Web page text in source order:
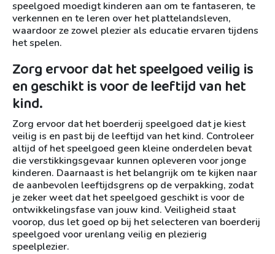
speelgoed moedigt kinderen aan om te fantaseren, te
verkennen en te leren over het plattelandsleven,
waardoor ze zowel plezier als educatie ervaren tijdens
het spelen.
Zorg ervoor dat het speelgoed veilig is
en geschikt is voor de leeftijd van het
kind.
Zorg ervoor dat het boerderij speelgoed dat je kiest
veilig is en past bij de leeftijd van het kind. Controleer
altijd of het speelgoed geen kleine onderdelen bevat
die verstikkingsgevaar kunnen opleveren voor jonge
kinderen. Daarnaast is het belangrijk om te kijken naar
de aanbevolen leeftijdsgrens op de verpakking, zodat
je zeker weet dat het speelgoed geschikt is voor de
ontwikkelingsfase van jouw kind. Veiligheid staat
voorop, dus let goed op bij het selecteren van boerderij
speelgoed voor urenlang veilig en plezierig
speelplezier.